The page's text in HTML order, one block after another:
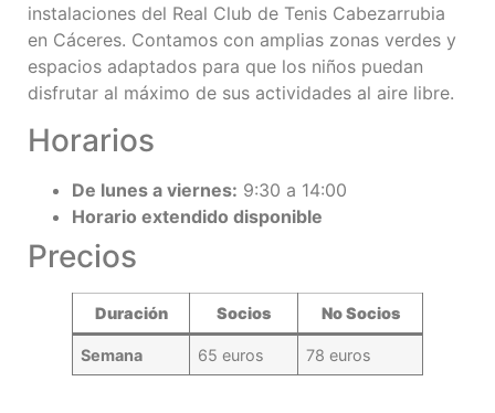
instalaciones del Real Club de Tenis Cabezarrubia
en Cáceres. Contamos con amplias zonas verdes y
espacios adaptados para que los niños puedan
disfrutar al máximo de sus actividades al aire libre.
Horarios
De lunes a viernes: 9:30 a 14:00
Horario extendido disponible
Precios
Duración Socios No Socios
Semana 65 euros 78 euros